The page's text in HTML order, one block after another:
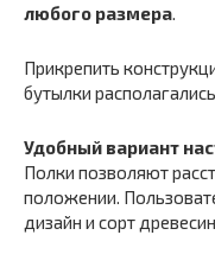
любого размера.
Прикрепить
бутылки
Удобный вариант
Полки позволяют
положении.
дизайн и сорт